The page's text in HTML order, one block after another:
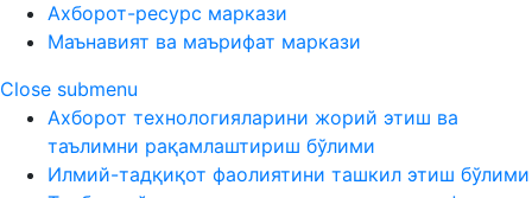
Ахборот-ресурс маркази
Маънавият ва маърифат маркази
Close submenu
Ахборот технологияларини жорий этиш ва
таълимни рақамлаштириш бўлими
Илмий-тадқиқот фаолиятини ташкил этиш бўлими